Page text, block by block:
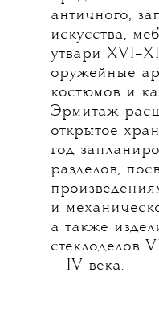
античного,
искусства,
утвари
оружейные
костюмов и
Эрмитаж
открытое
год
разделов,
и
а также
стеклоделов
— IV века.